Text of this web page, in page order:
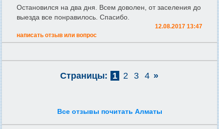
Остановился на два дня. Всем доволен, от заселения до
выезда все понравилось. Спасибо.
12.08.2017 13:47
написать отзыв или вопрос
Страницы: 1 2 3 4 »
Все отзывы почитать Алматы